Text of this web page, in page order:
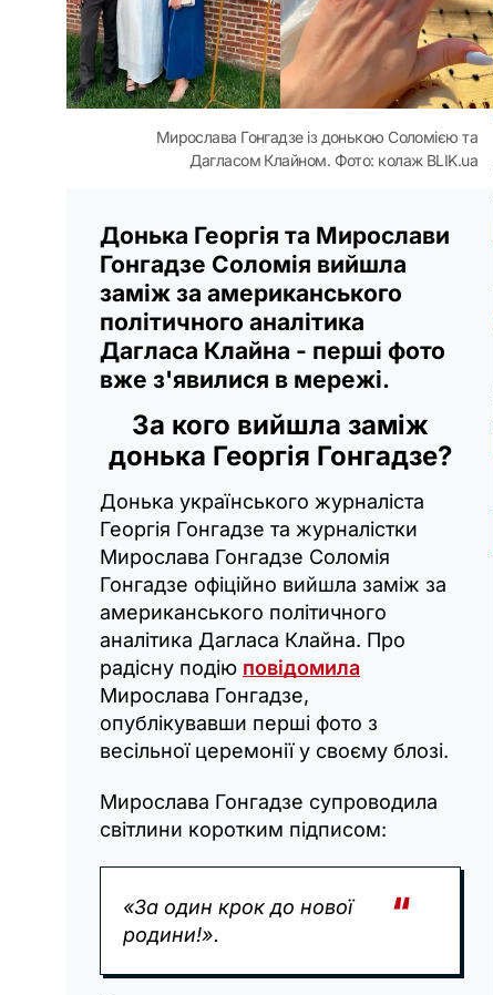
Мирослава Гонгадзе із донькою Соломією та
Дагласом Клайном. Фото: колаж BLIK.ua
Донька Георгія та Мирослави
Гонгадзе Соломія вийшла
заміж за американського
політичного аналітика
Дагласа Клайна - перші фото
вже з'явилися в мережі.
За кого вийшла заміж
донька Георгія Гонгадзе?
Донька українського журналіста
Георгія Гонгадзе та журналістки
Мирослава Гонгадзе Соломія
Гонгадзе офіційно вийшла заміж за
американського політичного
аналітика Дагласа Клайна. Про
радісну подію повідомила
Мирослава Гонгадзе,
опублікувавши перші фото з
весільної церемонії у своєму блозі.
Мирослава Гонгадзе супроводила
світлини коротким підписом:
«За один крок до нової
родини!».